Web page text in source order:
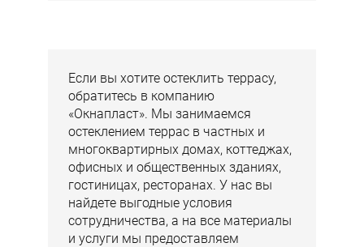
Если вы хотите остеклить террасу,
обратитесь в компанию
«Окнапласт». Мы занимаемся
остеклением террас в частных и
многоквартирных домах, коттеджах,
офисных и общественных зданиях,
гостиницах, ресторанах. У нас вы
найдете выгодные условия
сотрудничества, а на все материалы
и услуги мы предоставляем